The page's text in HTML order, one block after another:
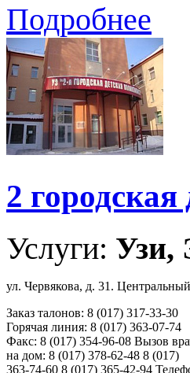
Подробнее
2
Услуги: Узи,
ул. Червякова, д. 31. Центральный
Заказ талонов: 8 (017) 317-33-30
Горячая линия: 8 (017) 363-07-74
Факс: 8 (017) 354-96-08 Вызов
на дом: 8 (017) 378-62-48 8 (017)
363-74-60 8 (017) 365-42-94